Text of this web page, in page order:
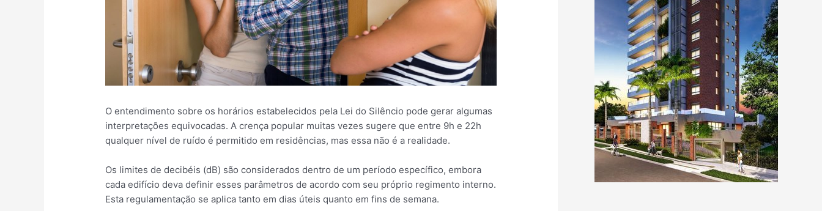
O entendimento sobre os horários estabelecidos pela Lei do Silêncio pode gerar algumas
interpretações equivocadas. A crença popular muitas vezes sugere que entre 9h e 22h
qualquer nível de ruído é permitido em residências, mas essa não é a realidade.
Os limites de decibéis (dB) são considerados dentro de um período específico, embora
cada edifício deva definir esses parâmetros de acordo com seu próprio regimento interno.
Esta regulamentação se aplica tanto em dias úteis quanto em fins de semana.